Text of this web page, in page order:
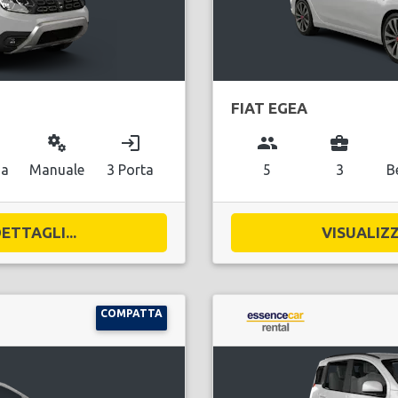
miscellaneous_services
Manuale
login
3 Porta
FIAT EGEA
group
5
business_center
3
COMPATTA